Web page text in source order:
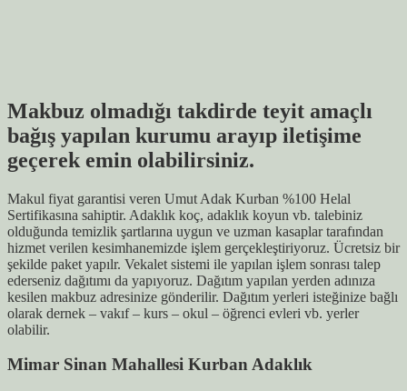
Makbuz olmadığı takdirde teyit amaçlı
bağış yapılan kurumu arayıp iletişime
geçerek emin olabilirsiniz.
Makul fiyat garantisi veren Umut Adak Kurban %100 Helal
Sertifikasına sahiptir. Adaklık koç, adaklık koyun vb. talebiniz
olduğunda temizlik şartlarına uygun ve uzman kasaplar tarafından
hizmet verilen kesimhanemizde işlem gerçekleştiriyoruz. Ücretsiz bir
şekilde paket yapılr. Vekalet sistemi ile yapılan işlem sonrası talep
ederseniz dağıtımı da yapıyoruz. Dağıtım yapılan yerden adınıza
kesilen makbuz adresinize gönderilir. Dağıtım yerleri isteğinize bağlı
olarak dernek – vakıf – kurs – okul – öğrenci evleri vb. yerler
olabilir.
Mimar Sinan Mahallesi Kurban Adaklık